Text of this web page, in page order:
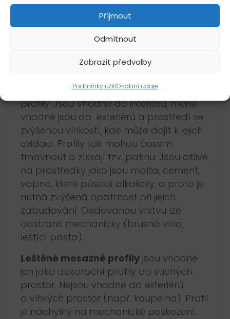
Příjmout
Odmítnout
Zobrazit předvolby
Podmínky užitíOsobní údaje
zabudování je vhodné zaříznutou část
komaxitovaného profilu umístit mimo
Vyznačují se vyšší pevností než hliníkové
profily. Jsou vhodné do interiérů, méně
vhodné jsou do exteriérů a prostředí se
zvýšenou vlhkostí, kde může dojít k jejich
oxidaci. Profily tak mohou časem
tmavnout a získají tzv. patinu. Jsou citlivé
na prostředky jako jsou malta, cement,
vápno, které působí alkalicky, a proto je
nutná zvýšená opatrnost při jejich
zabudování. Oxidovanou vrstvu lze
odstranit mechanicky (brusná vlna,
leštící pasta).
Leštěné mosazné profilyjsou vhodné
jen jako dekorační profily do suchých
prostor. Nejsou vhodné do exteriérů
a vlhkých prostor (např. koupelna). Profil
je náchylný na mechanické poškození.